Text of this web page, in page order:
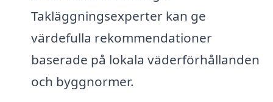
Takläggningsexperter kan ge
värdefulla rekommendationer
baserade på lokala väderförhållanden
och byggnormer.